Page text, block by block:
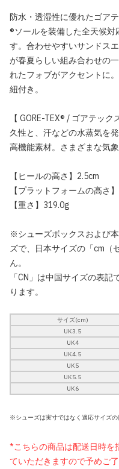
防水・透湿性に優れたゴア
®ソールを装備した全天候対
す。合わせやすいサンドス
が春夏らしい組み合わせの
れたフォブがアクセントに
紐付き。
【 GORE-TEX® / ゴアテッ
久性と、汗などの水蒸気を
高機能素材。さまざまな気
【ヒールの高さ】2.5cm
【プラットフォームの高さ
【重さ】319.0g
※シューズボックスおよび
ズで、日本サイズの「cm（
ん。
「CN」は中国サイズの表
ります。
サイズ(cm)
UK3.5
UK4
UK4.5
UK5
UK5.5
UK6
※シューズは実寸ではなく適応サイズの
*こちらの商品は配送日時を
ていただきますので予めご